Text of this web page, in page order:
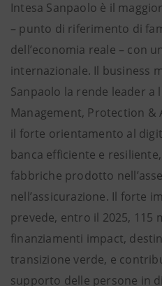
Intesa Sanpaolo è il
– punto di riferimento di
dell’economia reale – con
internazionale. Il business
Sanpaolo la rende leader a
Management, Protection &
il forte orientamento al
banca efficiente e
fabbriche prodotto
nell’assicurazione. Il forte
prevede, entro il 2025, 115
finanziamenti impact,
transizione verde, e
supporto delle persone in